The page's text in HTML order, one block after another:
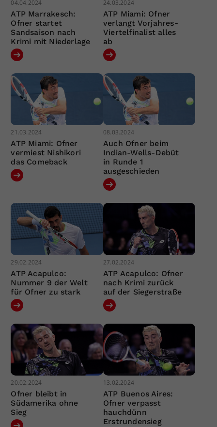
04.04.2024
ATP Marrakesch:
Ofner startet
Sandsaison nach
Krimi mit Niederlage
24.03.2024
ATP Miami: Ofner
verlangt Vorjahres-
Viertelfinalist alles
ab
21.03.2024
ATP Miami: Ofner
vermiest Nishikori
das Comeback
08.03.2024
Auch Ofner beim
Indian-Wells-Debüt
in Runde 1
ausgeschieden
29.02.2024
ATP Acapulco:
Nummer 9 der Welt
für Ofner zu stark
27.02.2024
ATP Acapulco: Ofner
nach Krimi zurück
auf der Siegerstraße
20.02.2024
Ofner bleibt in
Südamerika ohne
Sieg
13.02.2024
ATP Buenos Aires:
Ofner verpasst
hauchdünn
Erstrundensieg